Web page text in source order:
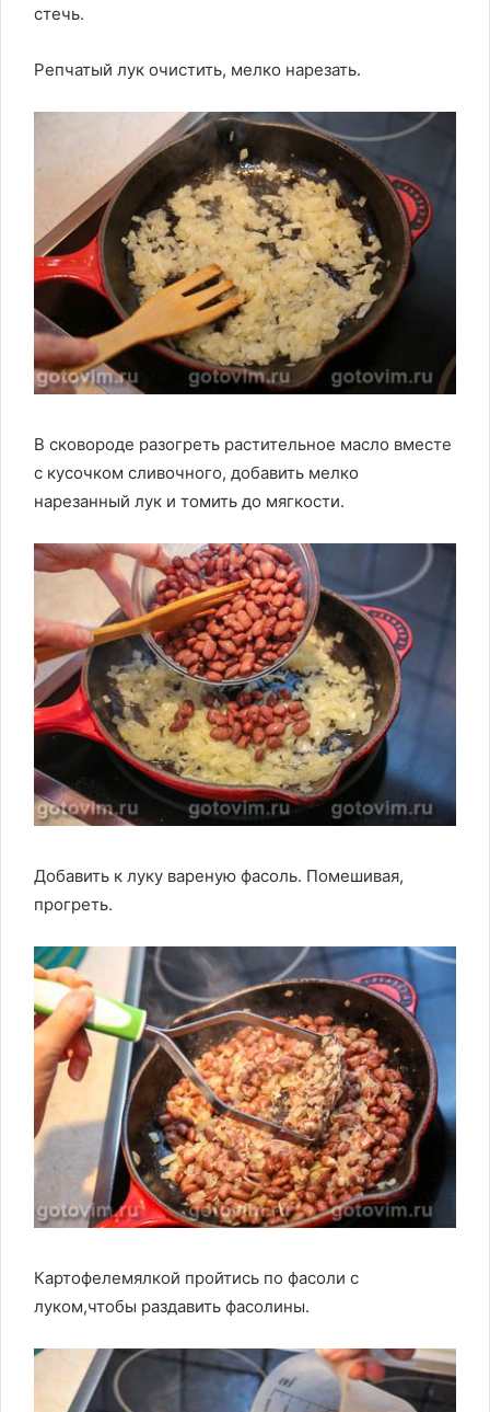
стечь.
Репчатый лук очистить, мелко нарезать.
В сковороде разогреть растительное масло вместе
с кусочком сливочного, добавить мелко
нарезанный лук и томить до мягкости.
Добавить к луку вареную фасоль. Помешивая,
прогреть.
Картофелемялкой пройтись по фасоли с
луком,чтобы раздавить фасолины.